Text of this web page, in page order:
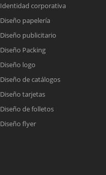
Identidad corporativa
Diseño papelería
Diseño publicitario
Diseño Packing
Diseño logo
Diseño de catálogos
Diseño tarjetas
Diseño de folletos
Diseño flyer